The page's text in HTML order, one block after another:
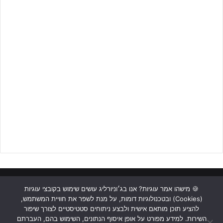
ראשי כתבות תכנים מקצועיים תנאי שימוש
מדיניות אבטחה
כתבו לנו
🍪 מישהו אמר עוגיות? אנו בג׳וניורליג עושים שימוש בקובצי עוגיות
(Cookies) ובטכנולוגיות דומות, על מנת לשפר את חוויית המשתמש,
להציע תוכן מותאם אישית ולבצע ניתוחים סטטיסטיים לצורך שיפור
השירות. למידע מפורט על אופן איסוף הנתונים, השימוש בהם, העברתם